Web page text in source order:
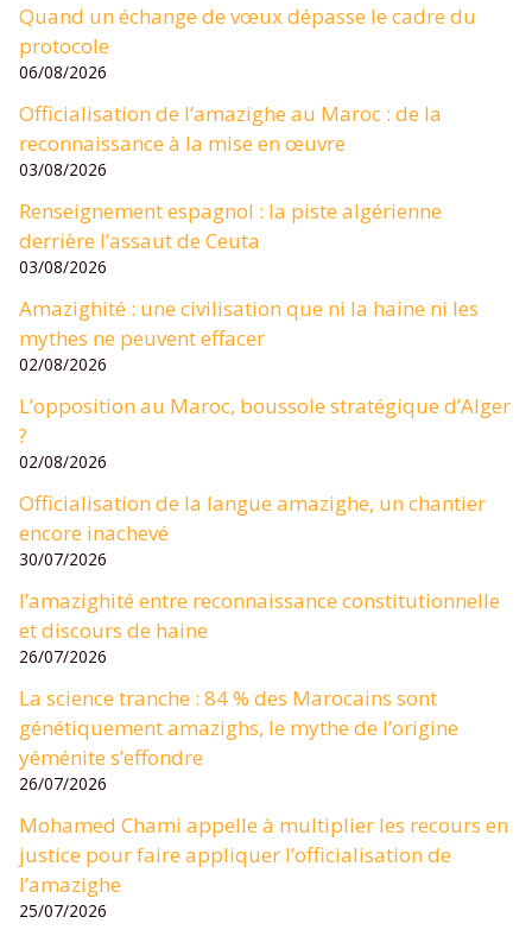
Quand un échange de vœux dépasse le cadre du
protocole
06/08/2026
Officialisation de l’amazighe au Maroc : de la
reconnaissance à la mise en œuvre
03/08/2026
Renseignement espagnol : la piste algérienne
derrière l’assaut de Ceuta
03/08/2026
Amazighité : une civilisation que ni la haine ni les
mythes ne peuvent effacer
02/08/2026
L’opposition au Maroc, boussole stratégique d’Alger
?
02/08/2026
Officialisation de la langue amazighe, un chantier
encore inachevé
30/07/2026
l’amazighité entre reconnaissance constitutionnelle
et discours de haine
26/07/2026
La science tranche : 84 % des Marocains sont
génétiquement amazighs, le mythe de l’origine
yéménite s’effondre
26/07/2026
Mohamed Chami appelle à multiplier les recours en
justice pour faire appliquer l’officialisation de
l’amazighe
25/07/2026